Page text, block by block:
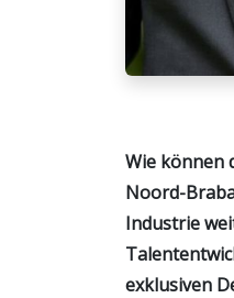
Wie können
Noord-
Industrie
exklusiven